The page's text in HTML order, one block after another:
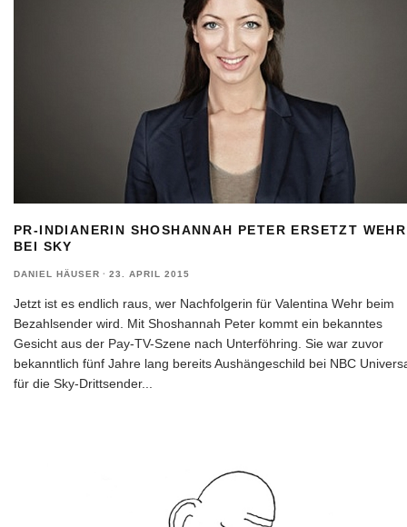
PR-INDIANERIN SHOSHANNAH PETER ERSETZT WEHR
BEI SKY
DANIEL HÄUSER · 23. APRIL 2015
Jetzt ist es endlich raus, wer Nachfolgerin für Valentina Wehr beim
Bezahlsender wird. Mit Shoshannah Peter kommt ein bekanntes
Gesicht aus der Pay-TV-Szene nach Unterföhring. Sie war zuvor
bekanntlich fünf Jahre lang bereits Aushängeschild bei NBC
für die Sky-Drittsender...